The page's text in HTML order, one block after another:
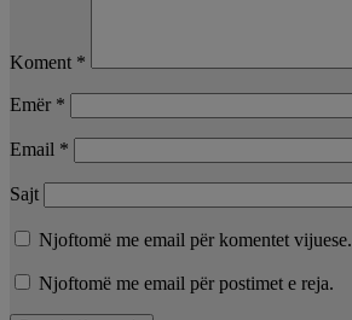
Koment *
Emër *
Email *
Sajt
Njoftomë me email për komentet vijuese.
Njoftomë me email për postimet e reja.